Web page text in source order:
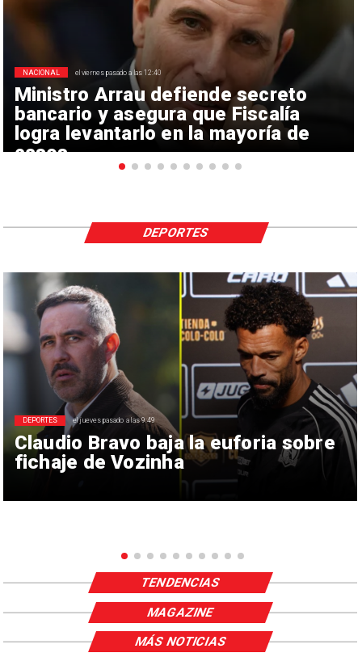
Ministro Arrau defiende secreto
bancario y asegura que Fiscalía
logra levantarlo en la mayoría de
casos
NACIONAL el viernes pasado a las 12:40
Claudio Bravo baja la euforia sobre
fichaje de Vozinha
DEPORTES el jueves pasado a las 9:49
DEPORTES
TENDENCIAS
MAGAZINE
MÁS NOTICIAS